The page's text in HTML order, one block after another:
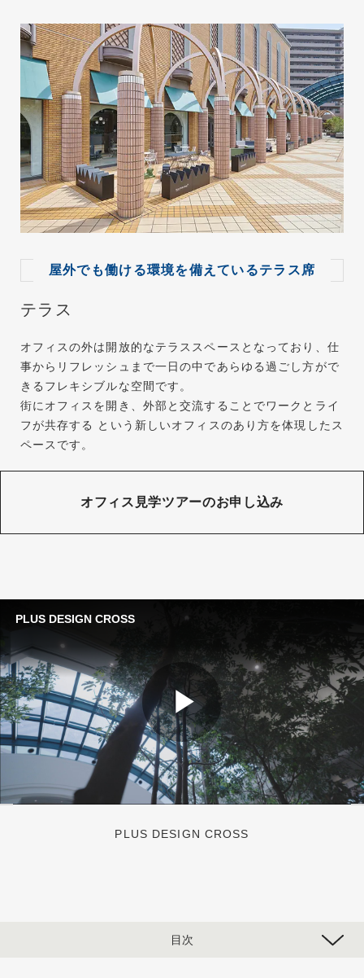
屋外でも働ける環境を備えているテラス席
テラス
オフィスの外は開放的なテラススペースとなっており、仕
事からリフレッシュまで一日の中であらゆる過ごし方がで
きるフレキシブルな空間です。
街にオフィスを開き、外部と交流することでワークとライ
フが共存する という新しいオフィスのあり方を体現したス
ペースです。
オフィス見学ツアーのお申し込み
PLUS DESIGN CROSS
目次